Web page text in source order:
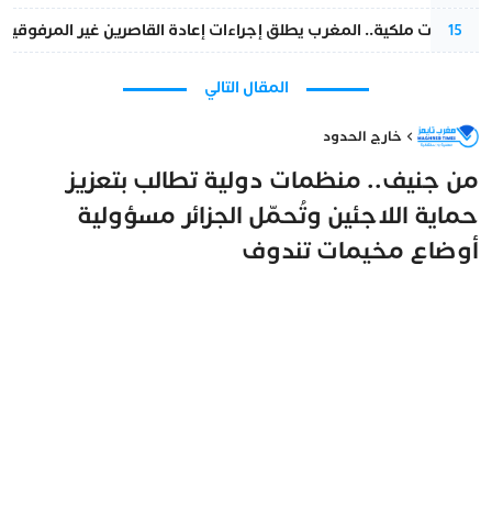
15
بتعليمات ملكية.. المغرب يطلق إجراءات إعادة القاصرين غير
المقال التالي
خارج الحدود
من جنيف.. منظمات دولية تطالب بتعزيز
حماية اللاجئين وتُحمّل الجزائر مسؤولية
أوضاع مخيمات تندوف